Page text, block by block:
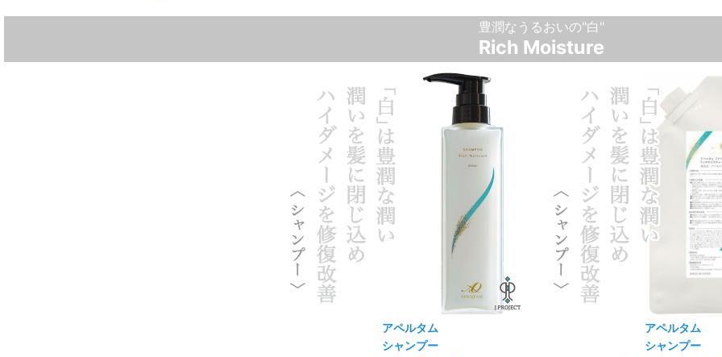
豊潤なうるおいの"白"
Rich Moisture
アペルタム
シャンプー
アペルタム
シャンプー